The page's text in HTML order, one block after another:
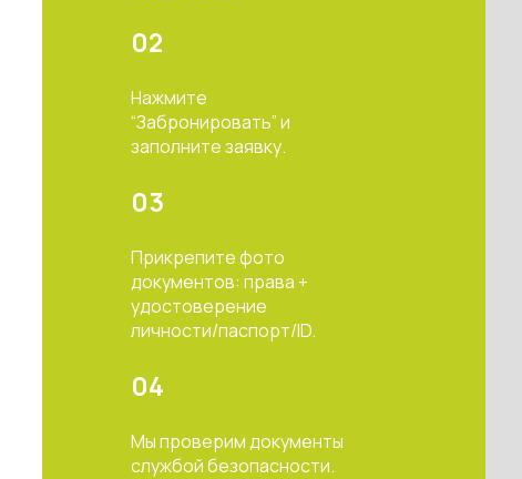
02
Нажмите
“Забронировать” и
заполните заявку.
03
Прикрепите фото
документов: права +
удостоверение
личности/паспорт/ID.
04
Мы проверим документы
службой безопасности.